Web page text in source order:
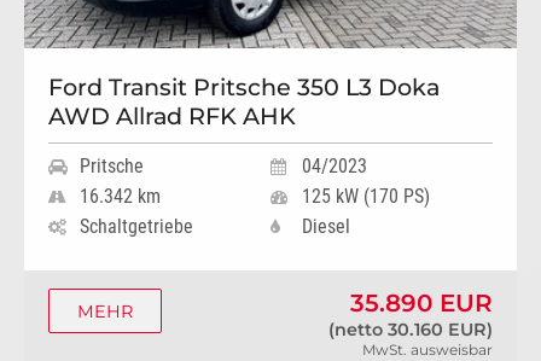
Ford Transit Pritsche 350 L3 Doka
AWD Allrad RFK AHK
Pritsche
04/2023
16.342 km
125 kW (170 PS)
Schaltgetriebe
Diesel
35.890 EUR
(netto 30.160 EUR)
MwSt. ausweisbar
MEHR